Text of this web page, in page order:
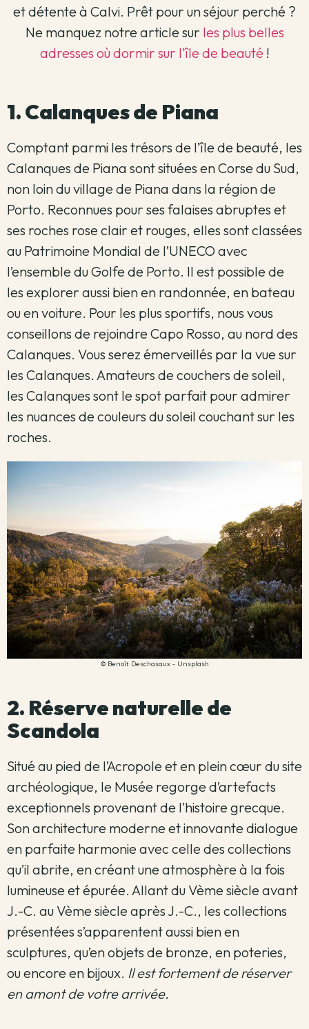
et détente à Calvi. Prêt pour un séjour perché ?
Ne manquez notre article sur les plus belles
adresses où dormir sur l’île de beauté !
1. Calanques de Piana
Comptant parmi les trésors de l’île de beauté, les
Calanques de Piana sont situées en Corse du Sud,
non loin du village de Piana dans la région de
Porto. Reconnues pour ses falaises abruptes et
ses roches rose clair et rouges, elles sont classées
au Patrimoine Mondial de l’UNECO avec
l’ensemble du Golfe de Porto. Il est possible de
les explorer aussi bien en randonnée, en bateau
ou en voiture. Pour les plus sportifs, nous vous
conseillons de rejoindre Capo Rosso, au nord des
Calanques. Vous serez émerveillés par la vue sur
les Calanques. Amateurs de couchers de soleil,
les Calanques sont le spot parfait pour admirer
les nuances de couleurs du soleil couchant sur les
roches.
© Benoît Deschasaux - Unsplash
2. Réserve naturelle de
Scandola
Situé au pied de l’Acropole et en plein cœur du site
archéologique, le Musée regorge d’artefacts
exceptionnels provenant de l’histoire grecque.
Son architecture moderne et innovante dialogue
en parfaite harmonie avec celle des collections
qu’il abrite, en créant une atmosphère à la fois
lumineuse et épurée. Allant du Vème siècle avant
J.-C. au Vème siècle après J.-C., les collections
présentées s’apparentent aussi bien en
sculptures, qu’en objets de bronze, en poteries,
ou encore en bijoux. Il est fortement de réserver
en amont de votre arrivée.